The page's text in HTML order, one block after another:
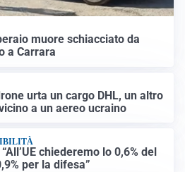
muore schiacciato da
a Carrara
urta un cargo DHL, un altro
a un aereo ucraino
chiederemo lo 0,6% del
per la difesa”